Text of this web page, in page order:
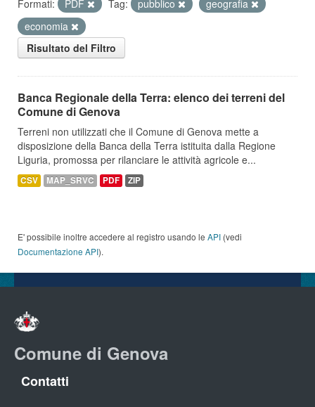
Formati:
PDF Tag: pubblico
geografia
economia
Risultato del Filtro
Banca Regionale della Terra: elenco dei terreni del
Comune di Genova
Terreni non utilizzati che il Comune di Genova mette a
disposizione della Banca della Terra istituita dalla Regione
Liguria, promossa per rilanciare le attività agricole e...
CSV MAP_SRVC PDF ZIP
E' possibile inoltre accedere al registro usando le API (vedi
Documentazione API).
Comune di Genova
Contatti